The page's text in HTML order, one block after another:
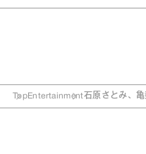
TopEntertainment石原さとみ、